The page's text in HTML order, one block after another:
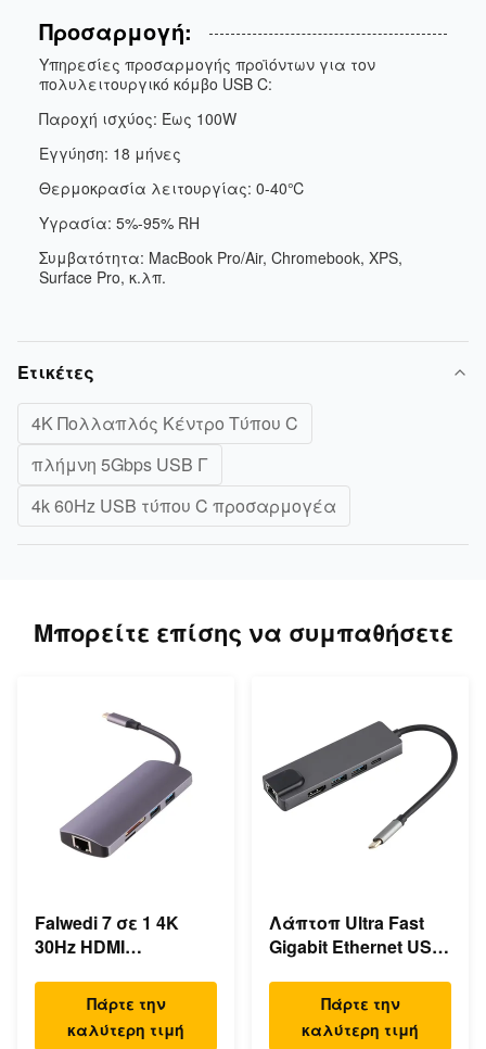
Προσαρμογή:
Υπηρεσίες προσαρμογής προϊόντων για τον
πολυλειτουργικό κόμβο USB C:
Παροχή ισχύος: Έως 100W
Εγγύηση: 18 μήνες
Θερμοκρασία λειτουργίας: 0-40℃
Υγρασία: 5%-95% RH
Συμβατότητα: MacBook Pro/Air, Chromebook, XPS,
Surface Pro, κ.λπ.
Ετικέτες
4K Πολλαπλός Κέντρο Τύπου C
πλήμνη 5Gbps USB Γ
4k 60Hz USB τύπου C προσαρμογέα
Μπορείτε επίσης να συμπαθήσετε
Falwedi 7 σε 1 4K
30Hz HDMI
τύπου C Hub
Πάρτε την
καλύτερη τιμή
Λάπτοπ Ultra Fast
Gigabit Ethernet USB
Αποσύνδεσης
Πάρτε την
καλύτερη τιμή